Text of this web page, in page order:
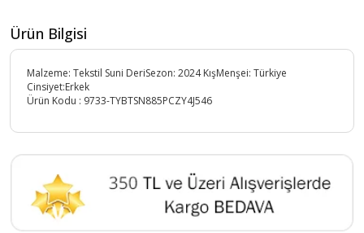
Ürün Bilgisi
Malzeme: Tekstil Suni DeriSezon: 2024 KışMenşei: Türkiye
Cinsiyet:Erkek
Ürün Kodu : 9733-TYBTSN885PCZY4J546